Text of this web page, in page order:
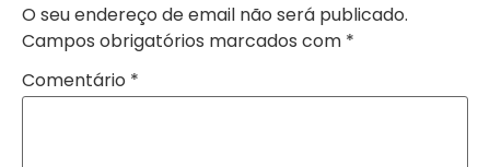
O seu endereço de email não será publicado.
Campos obrigatórios marcados com *
Comentário *